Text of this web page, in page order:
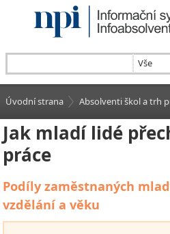
Úvodní strana Absolventi škol a trh
Jak mladí lidé
práce
Podíly zaměstnaných
vzdělání a věku